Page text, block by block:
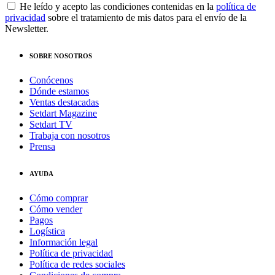
He leído y acepto las condiciones contenidas en la política de
privacidad sobre el tratamiento de mis datos para el envío de la
Newsletter.
SOBRE NOSOTROS
Conócenos
Dónde estamos
Ventas destacadas
Setdart Magazine
Setdart TV
Trabaja con nosotros
Prensa
AYUDA
Cómo comprar
Cómo vender
Pagos
Logística
Información legal
Política de privacidad
Política de redes sociales